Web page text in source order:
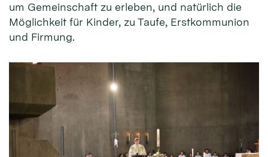
um Gemeinschaft zu erleben, und natürlich die
Möglichkeit für Kinder, zu Taufe, Erstkommunion
und Firmung.